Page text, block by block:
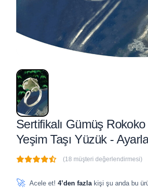
Sertifikalı Gümüş
Yeşim Taşı Yüzük -
(18 müşteri değerlendirmesi)
🚀 Acele et! 4’den fazla kişi şu anda bu